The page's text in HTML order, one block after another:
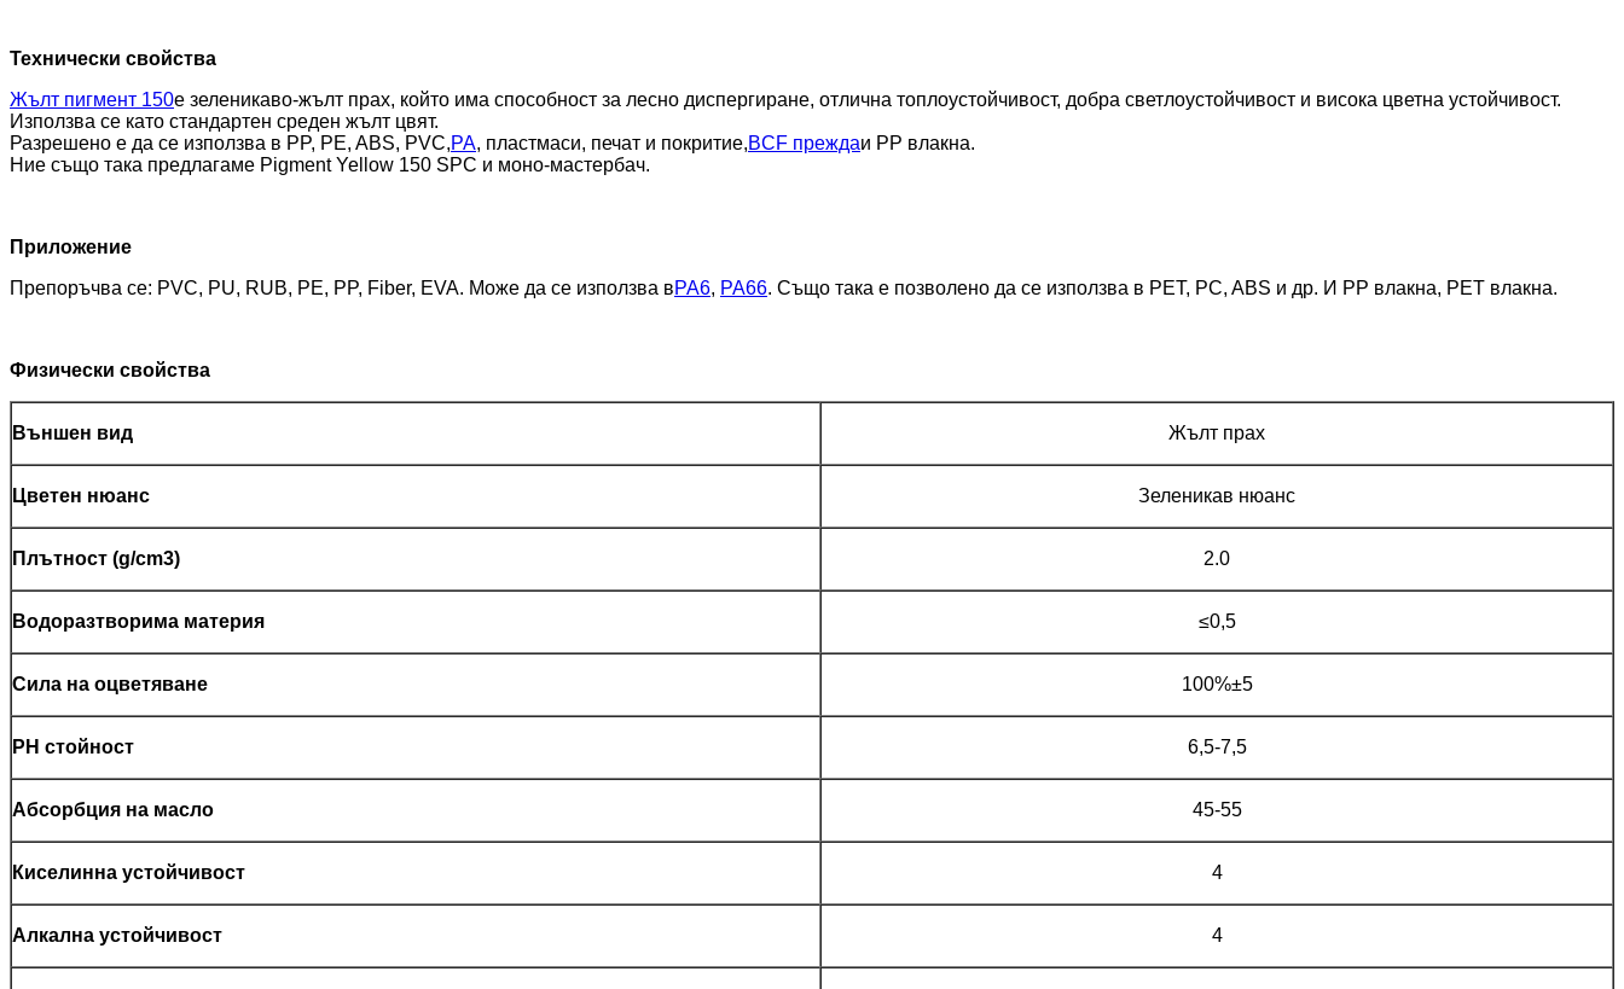
Технически свойства
Жълт пигмент 150е зеленикаво-жълт прах, който има способност за лесно диспергиране, отлична топлоустойчивост, добра светлоустойчивост и висока цветна устойчивост.
Използва се като стандартен среден жълт цвят.
Разрешено е да се използва в PP, PE, ABS, PVC,PA, пластмаси, печат и покритие,BCF преждаи PP влакна.
Ние също така предлагаме Pigment Yellow 150 SPC и моно-мастербач.
Приложение
Препоръчва се: PVC, PU, ​​RUB, PE, PP, Fiber, EVA. Може да се използва вPA6, PA66. Също така е позволено да се използва в PET, PC, ABS и др. И PP влакна, PET влакна.
Физически свойства
Външен вид Жълт прах
Цветен нюанс Зеленикав нюанс
Плътност (g/cm3) 2.0
Водоразтворима материя ≤0,5
Сила на оцветяване 100%±5
PH стойност 6,5-7,5
Абсорбция на масло 45-55
Киселинна устойчивост 4
Алкална устойчивост 4